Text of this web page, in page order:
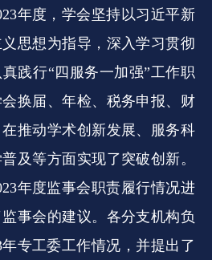
年度，学会坚持以习近平新
思想为指导，深入学习贯彻
践行“四服务一加强”工作职
换届、年检、税务申报、财
推动学术创新发展、服务科
及等方面实现了突破创新。
年度监事会职责履行情况进
事会的建议。各分支机构负
专工委工作情况，并提出了